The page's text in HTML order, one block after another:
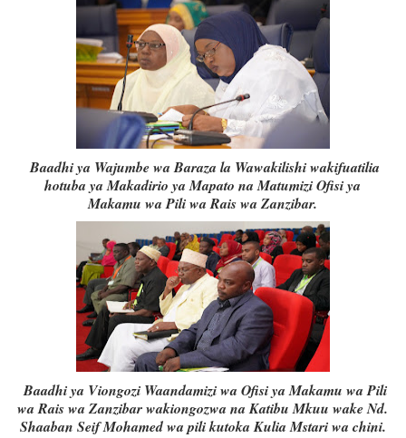
Baadhi ya Wajumbe wa Baraza la Wawakilishi wakifuatilia
hotuba ya Makadirio ya Mapato na Matumizi Ofisi ya
Makamu wa Pili wa Rais wa Zanzibar.
Baadhi ya Viongozi Waandamizi wa Ofisi ya Makamu wa Pili
wa Rais wa Zanzibar wakiongozwa na Katibu Mkuu wake Nd.
Shaaban Seif Mohamed wa pili kutoka Kulia Mstari wa chini.